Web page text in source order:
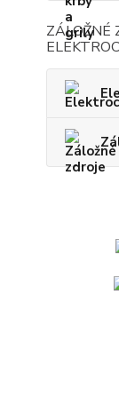
ZÁLOŽNÉ